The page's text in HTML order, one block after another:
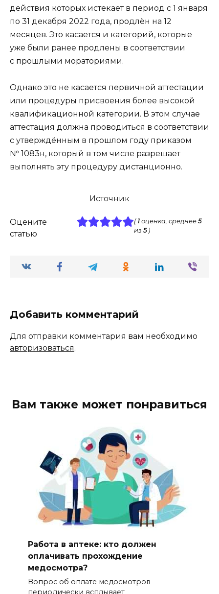
действия которых истекает в период с 1 января
по 31 декабря 2022 года, продлён на 12
месяцев. Это касается и категорий, которые
уже были ранее продлены в соответствии
с прошлыми мораториями.
Однако это не касается первичной аттестации
или процедуры присвоения более высокой
квалификационной категории. В этом случае
аттестация должна проводиться в соответствии
с утверждённым в прошлом году приказом
№ 1083н, который в том числе разрешает
выполнять эту процедуру дистанционно.
Источник
Оцените
статью
( 1оценка, среднее 5
из 5)
Добавить комментарий
Для отправки комментария вам необходимо
авторизоваться.
Вам также может понравиться
Работа в аптеке: кто должен
оплачивать прохождение
медосмотра?
Вопрос об оплате медосмотров
периодически всплывает